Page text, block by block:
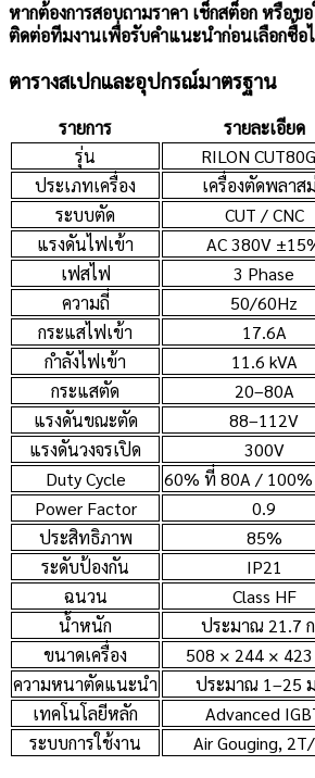
หากต้องการสอบถามราคา เช็กสต็อก หรือข
ติดต่อทีมงานเพื่อรับคำแนะนำก่อนเลือกซื้
ตารางสเปกและอุปกรณ์มาตรฐาน
รายการ
รายละเอียด
รุ่น
RILON
ประเภทเครื่อง
เครื่องตัดพลาส
ระบบตัด
CUT / CNC
แรงดันไฟเข้า
AC 380V
เฟสไฟ
3 Phase
ความถี่
50/60Hz
กระแสไฟเข้า
17.6A
กำลังไฟเข้า
11.6 kVA
กระแสตัด
20–80A
แรงดันขณะตัด
88–112V
แรงดันวงจรเปิด
300V
Duty Cycle
60% ที่ 80A /
Power Factor
0.9
ประสิทธิภาพ
85%
ระดับป้องกัน
IP21
ฉนวน
Class HF
น้ำหนัก
ประมาณ 21.7
ขนาดเครื่อง
508 × 244 ×
ความหนาตัดแนะนำ
ประมาณ 1–25
เทคโนโลยีหลัก
Advanced
ระบบการใช้งาน
Air Gouging,